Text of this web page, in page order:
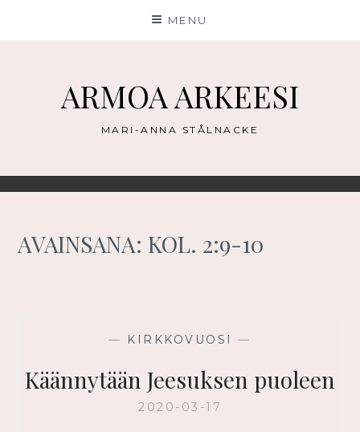
MENU
ARMOA ARKEESI
MARI-ANNA STÅLNACKE
AVAINSANA:KOL. 2:9-10
— KIRKKOVUOSI —
Käännytään Jeesuksen puoleen
2020-03-17